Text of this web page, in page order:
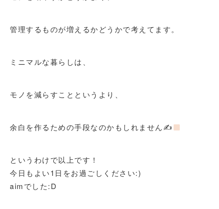
管理するものが増えるかどうかで考えてます。
ミニマルな暮らしは、
モノを減らすことというより、
余白を作るための手段なのかもしれません✍
というわけで以上です！
今日もよい1日をお過ごしください:)
aimでした:D